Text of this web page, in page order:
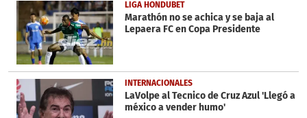
LIGA HONDUBET
Marathón no se achica y se baja al
Lepaera FC en Copa Presidente
INTERNACIONALES
LaVolpe al Tecnico de Cruz Azul 'Llegó a
méxico a vender humo'